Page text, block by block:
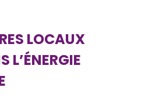
LOCAUX
L’ÉNERGIE